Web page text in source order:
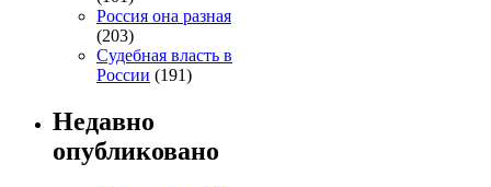
Россия она разная
(203)
Судебная власть в
России (191)
Недавно
опубликовано